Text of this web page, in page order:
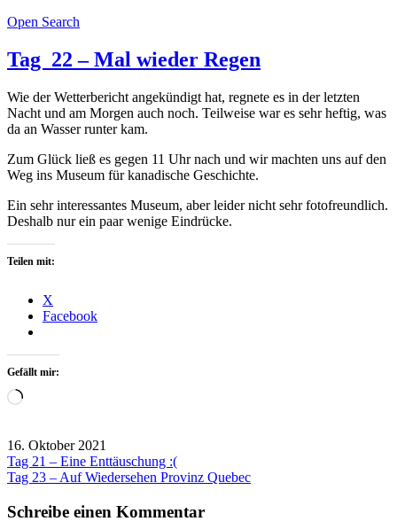
Open Search
Tag 22 – Mal wieder Regen
Wie der Wetterbericht angekündigt hat, regnete es in der letzten
Nacht und am Morgen auch noch. Teilweise war es sehr heftig, was
da an Wasser runter kam.
Zum Glück ließ es gegen 11 Uhr nach und wir machten uns auf den
Weg ins Museum für kanadische Geschichte.
Ein sehr interessantes Museum, aber leider nicht sehr fotofreundlich.
Deshalb nur ein paar wenige Eindrücke.
Teilen mit:
X
Facebook
Gefällt mir:
Wird
16. Oktober 2021
Kanada
Beitragsnavigation
Tag 21 – Eine Enttäuschung :(
Tag 23 – Auf Wiedersehen Provinz Quebec
Schreibe einen Kommentar